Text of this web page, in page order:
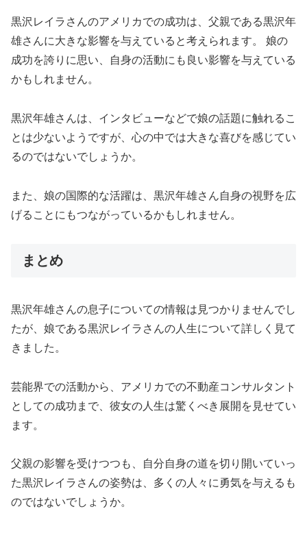
黒沢レイラさんのアメリカでの成功は、父親である黒沢年
雄さんに大きな影響を与えていると考えられます。 娘の
成功を誇りに思い、自身の活動にも良い影響を与えている
かもしれません。
黒沢年雄さんは、インタビューなどで娘の話題に触れるこ
とは少ないようですが、心の中では大きな喜びを感じてい
るのではないでしょうか。
また、娘の国際的な活躍は、黒沢年雄さん自身の視野を広
げることにもつながっているかもしれません。
まとめ
黒沢年雄さんの息子についての情報は見つかりませんでし
たが、娘である黒沢レイラさんの人生について詳しく見て
きました。
芸能界での活動から、アメリカでの不動産コンサルタント
としての成功まで、彼女の人生は驚くべき展開を見せてい
ます。
父親の影響を受けつつも、自分自身の道を切り開いていっ
た黒沢レイラさんの姿勢は、多くの人々に勇気を与えるも
のではないでしょうか。